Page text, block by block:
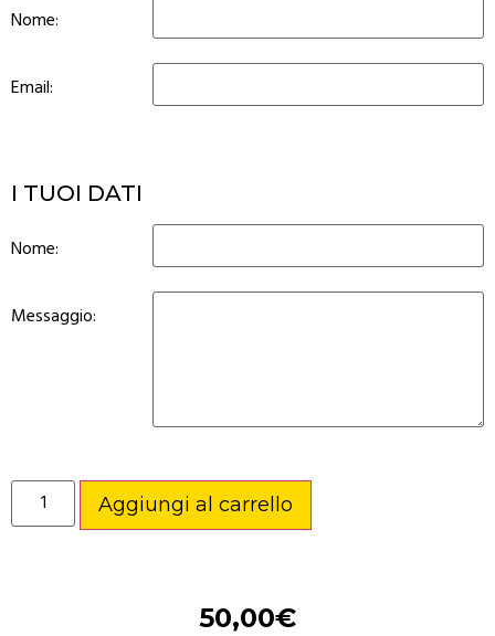
Nome:
Email:
I TUOI DATI
Nome:
Messaggio:
Aggiungi al carrello
50,00€